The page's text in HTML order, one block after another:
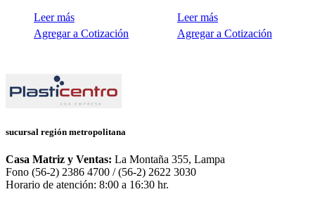
Leer más
Agregar a Cotización
Leer más
Agregar a Cotización
sucursal región metropolitana
Casa Matriz y Ventas: La Montaña 355, Lampa
Fono (56-2) 2386 4700 / (56-2) 2622 3030
Horario de atención: 8:00 a 16:30 hr.